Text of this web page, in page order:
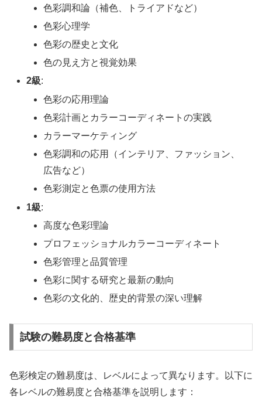
色彩調和論（補色、トライアドなど）
色彩心理学
色彩の歴史と文化
色の見え方と視覚効果
2級:
色彩の応用理論
色彩計画とカラーコーディネートの実践
カラーマーケティング
色彩調和の応用（インテリア、ファッション、
広告など）
色彩測定と色票の使用方法
1級:
高度な色彩理論
プロフェッショナルカラーコーディネート
色彩管理と品質管理
色彩に関する研究と最新の動向
色彩の文化的、歴史的背景の深い理解
試験の難易度と合格基準
色彩検定の難易度は、レベルによって異なります。以下に
各レベルの難易度と合格基準を説明します：